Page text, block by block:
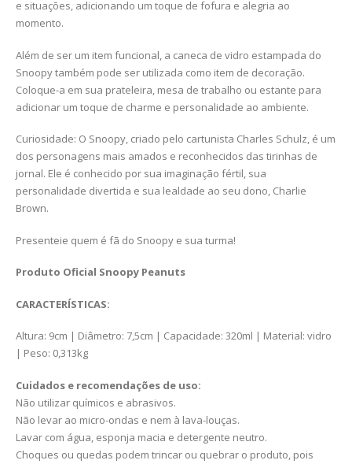
e situações, adicionando um toque de fofura e alegria ao
momento.
Além de ser um item funcional, a caneca de vidro estampada do
Snoopy também pode ser utilizada como item de decoração.
Coloque-a em sua prateleira, mesa de trabalho ou estante para
adicionar um toque de charme e personalidade ao ambiente.
Curiosidade: O Snoopy, criado pelo cartunista Charles Schulz, é um
dos personagens mais amados e reconhecidos das tirinhas de
jornal. Ele é conhecido por sua imaginação fértil, sua
personalidade divertida e sua lealdade ao seu dono, Charlie
Brown.
Presenteie quem é fã do Snoopy e sua turma!
Produto Oficial Snoopy Peanuts
CARACTERÍSTICAS:
Altura: 9cm | Diâmetro: 7,5cm | Capacidade: 320ml | Material: vidro
| Peso: 0,313kg
Cuidados e recomendações de uso:
Não utilizar químicos e abrasivos.
Não levar ao micro-ondas e nem à lava-louças.
Lavar com água, esponja macia e detergente neutro.
Choques ou quedas podem trincar ou quebrar o produto, pois